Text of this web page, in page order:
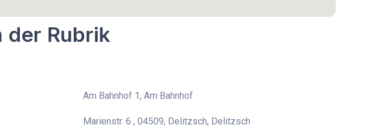
der Rubrik
Am Bahnhof 1, Am Bahnhof
Marienstr. 6 , 04509, Delitzsch, Delitzsch